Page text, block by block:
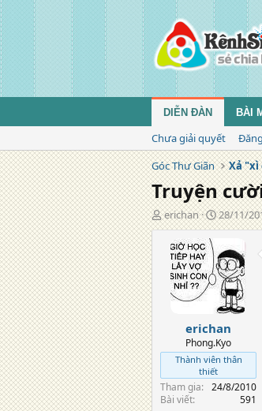
DIỄN ĐÀN BÀI
Chưa giải quyết
Góc Thư Giãn
Xả
Truyện
T
á
erichan
N
g
y
đ
ă
n
g
28/11/
erichan
Phong.Kyo
Thành viên thân
thiết
Tham gia
24/8/2010
Bài viết
591